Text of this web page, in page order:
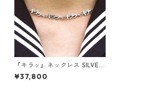
『キラッ』ネックレス SILVER
925
¥37,800